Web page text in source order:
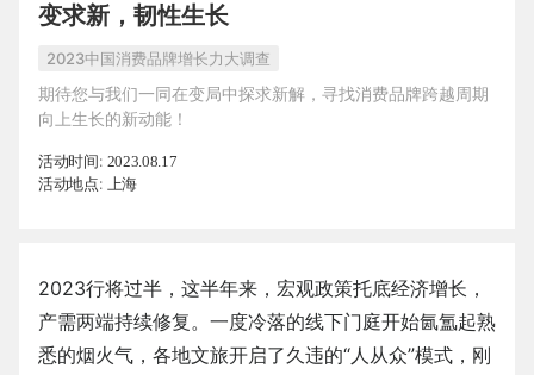
变求新，韧性生长
2023中国消费品牌增长力大调查
期待您与我们一同在变局中探求新解，寻找消费品牌跨越周期
向上生长的新动能！
活动时间: 2023.08.17
活动地点: 上海
2023行将过半，这半年来，宏观政策托底经济增长，
产需两端持续修复。一度冷落的线下门庭开始氤氲起熟
悉的烟火气，各地文旅开启了久违的“人从众”模式，刚